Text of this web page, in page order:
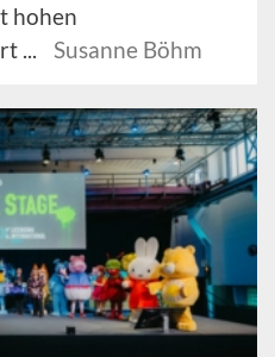
hohen
...
Susanne Böhm